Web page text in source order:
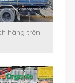
hàng trên